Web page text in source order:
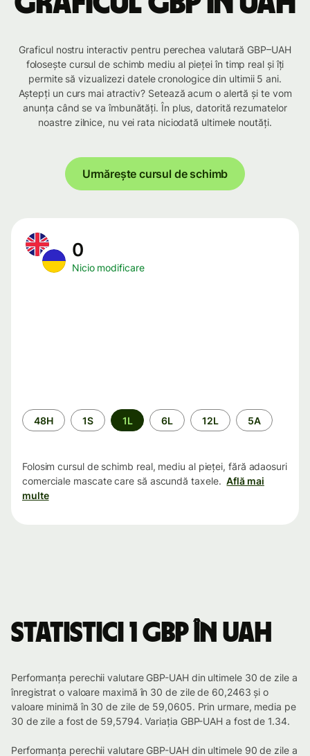
Graficul nostru interactiv pentru perechea valutară GBP–UAH
folosește cursul de schimb mediu al pieței în timp real și îți
permite să vizualizezi datele cronologice din ultimii 5 ani.
Aștepți un curs mai atractiv? Setează acum o alertă și te vom
anunța când se va îmbunătăți. În plus, datorită rezumatelor
noastre zilnice, nu vei rata niciodată ultimele noutăți.
Urmărește cursul de schimb
0
Nicio modificare
Perioada
48H 1S 1L 6L 12L 5A
Folosim cursul de schimb real, mediu al pieței, fără adaosuri
comerciale mascate care să ascundă taxele. Află mai
multe
Statistici 1 GBP în UAH
Performanța perechii valutare GBP-UAH din ultimele 30 de zile a
înregistrat o valoare maximă în 30 de zile de 60,2463 și o
valoare minimă în 30 de zile de 59,0605. Prin urmare, media pe
30 de zile a fost de 59,5794. Variația GBP-UAH a fost de 1.34.
Performanța perechii valutare GBP-UAH din ultimele 90 de zile a